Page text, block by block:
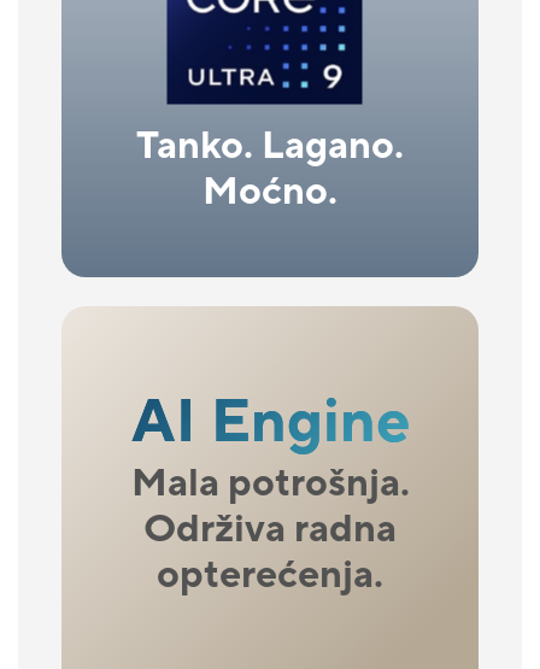
Tanko. Lagano.
Moćno.
AI Engine
Mala potrošnja.
Održiva radna
opterećenja.